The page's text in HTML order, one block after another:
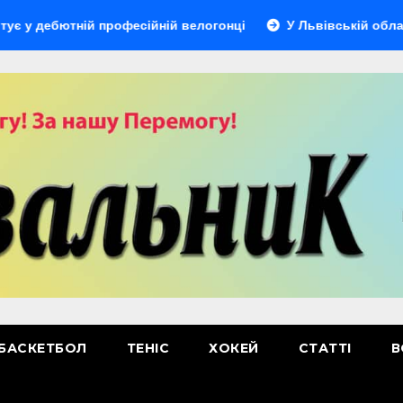
професійній велогонці У Львівській області
ТЕНІС ХОКЕЙ СТАТТІ